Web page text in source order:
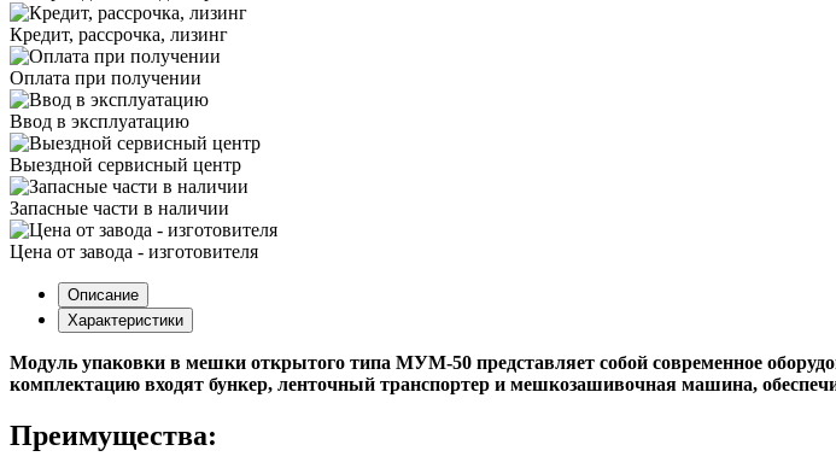
Быстрая доставка до порога
Кредит, рассрочка, лизинг
Оплата при получении
Ввод в эксплуатацию
Выездной сервисный центр
Запасные части в наличии
Описание
Модуль упаковки в мешки открытого типа МУМ-50 представляет собой современное
Преимущества: